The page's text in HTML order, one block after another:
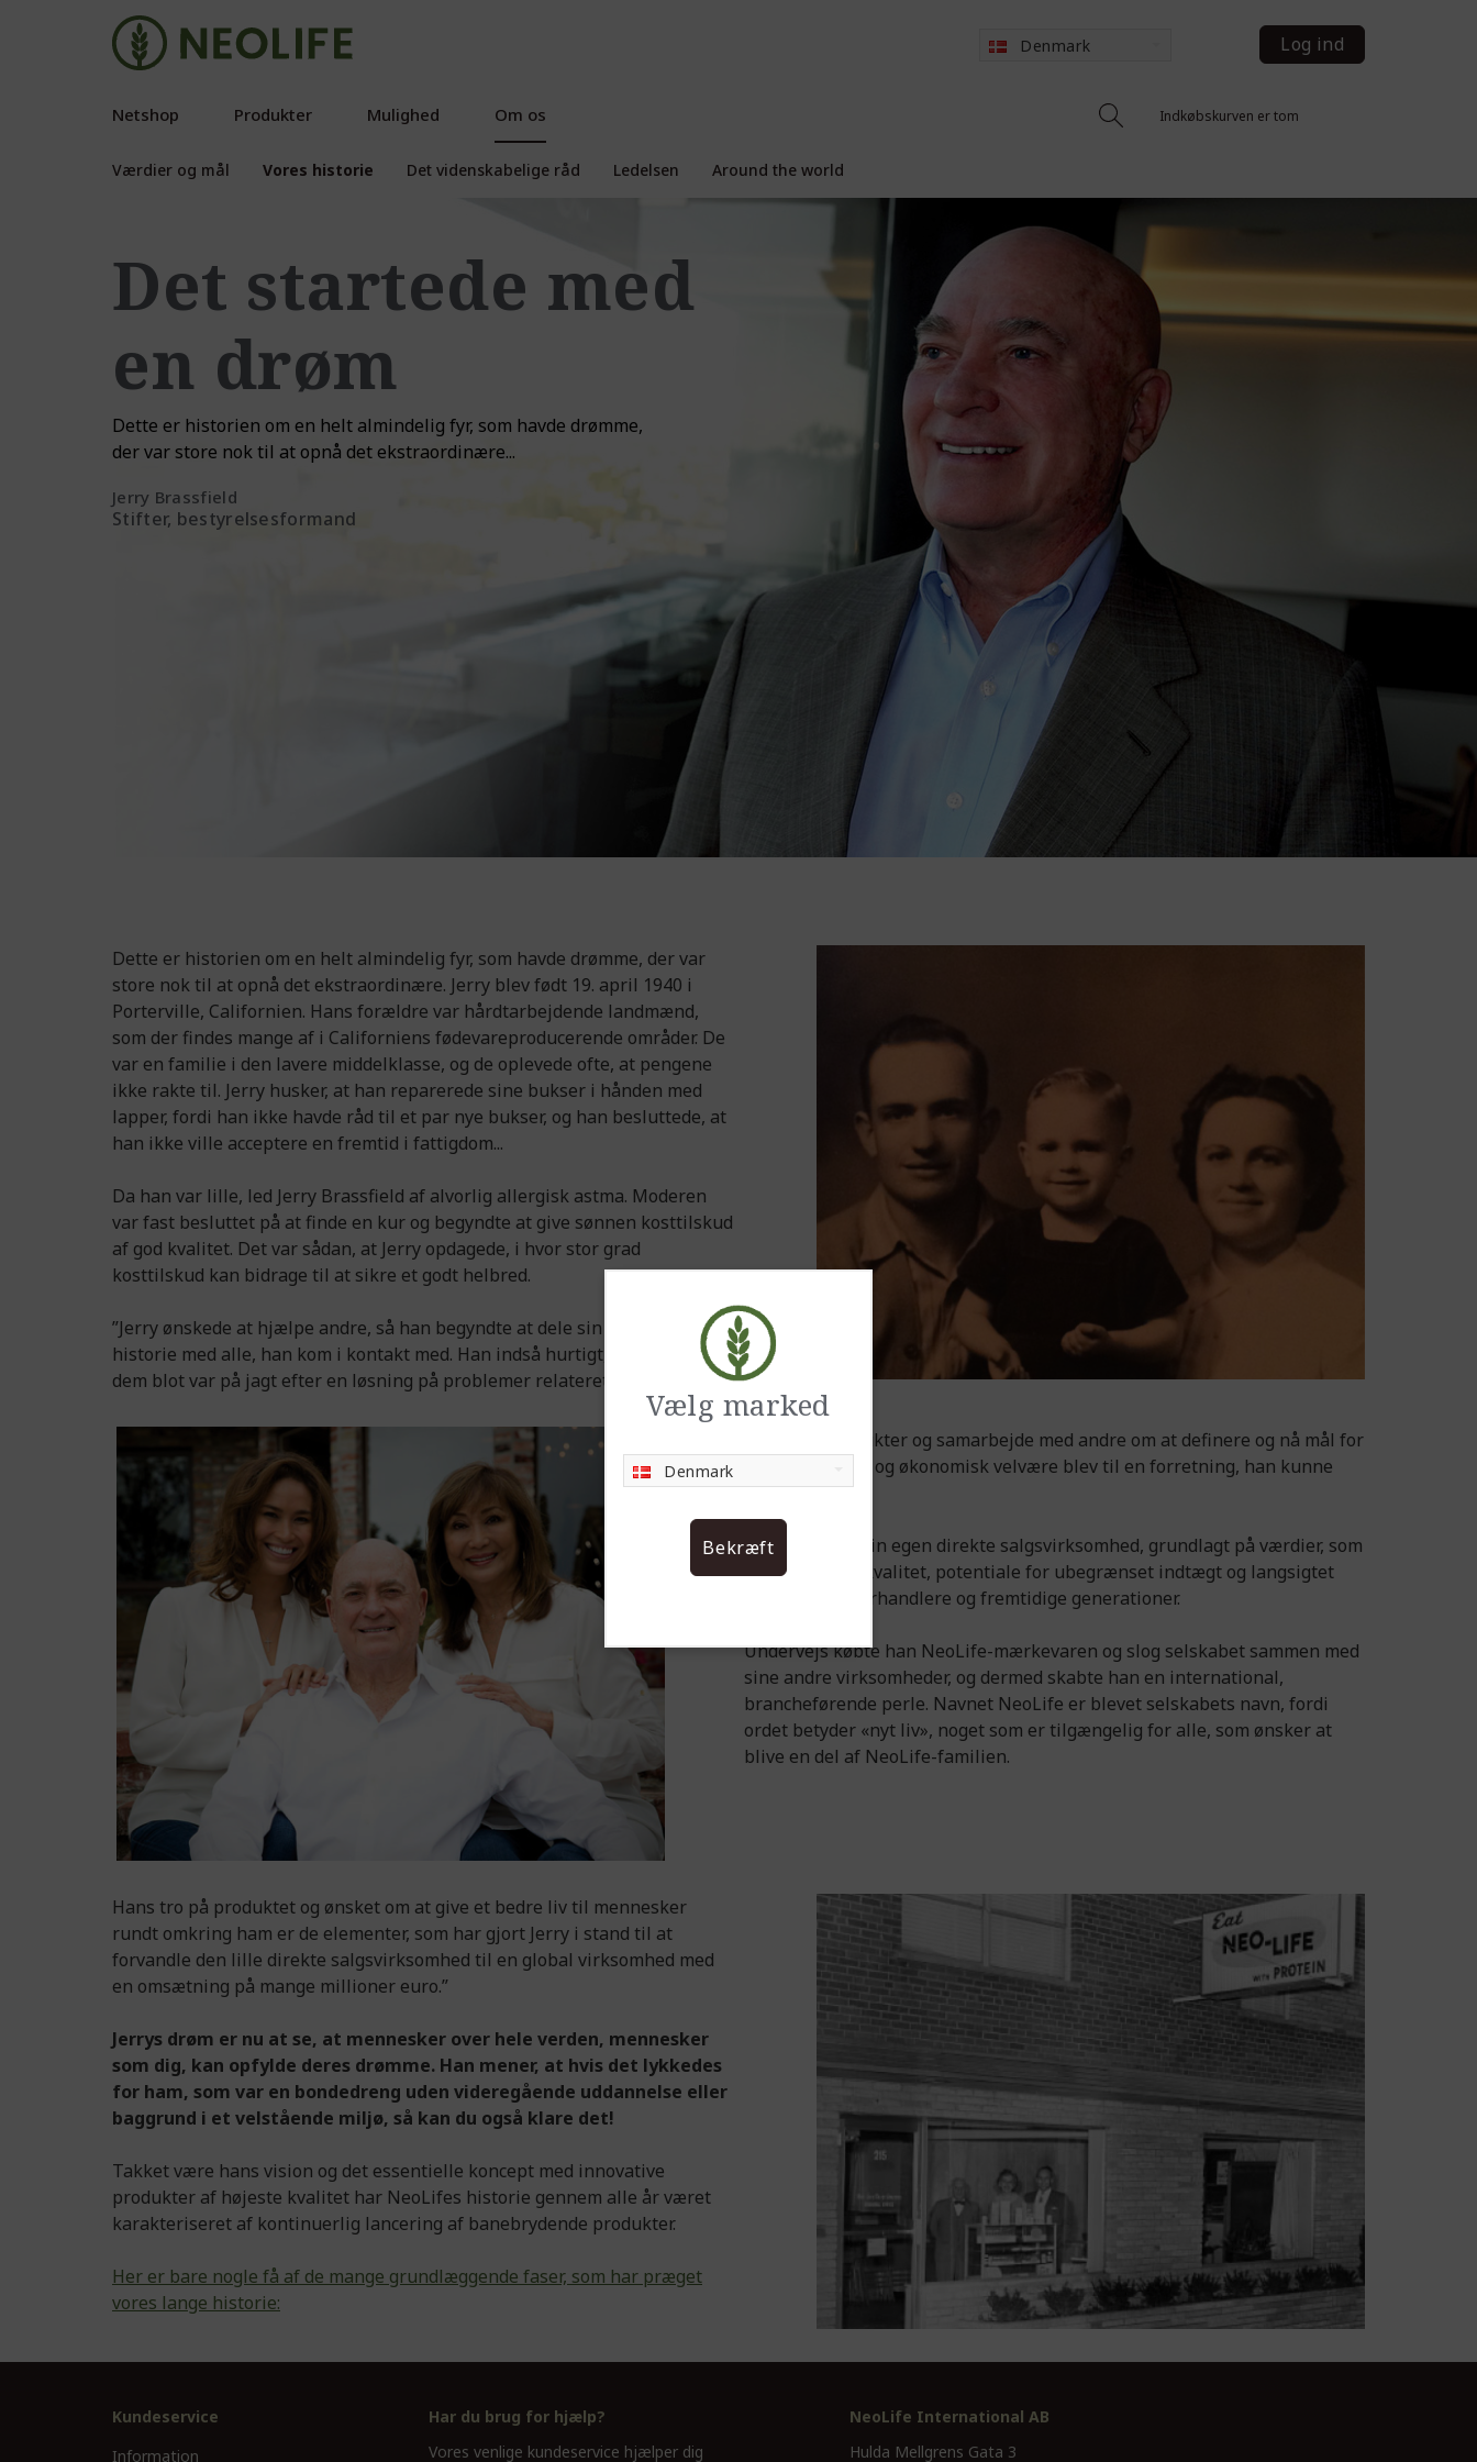
Denmark Log ind
Indkøbskurven er tom
Netshop Produkter Mulighed Om os
Værdier og mål Vores historie Det videnskabelige råd Ledelsen Around the world
Vælg marked
Denmark
Bekræft
Det startede med
en drøm
Dette er historien om en helt almindelig fyr, som havde drømme,
der var store nok til at opnå det ekstraordinære...
Jerry Brassfield
Stifter, bestyrelsesformand
Dette er historien om en helt almindelig fyr, som havde drømme, der var
store nok til at opnå det ekstraordinære. Jerry blev født 19. april 1940 i
Porterville, Californien. Hans forældre var hårdtarbejdende landmænd,
som der findes mange af i Californiens fødevareproducerende områder. De
var en familie i den lavere middelklasse, og de oplevede ofte, at pengene
ikke rakte til. Jerry husker, at han reparerede sine bukser i hånden med
lapper, fordi han ikke havde råd til et par nye bukser, og han besluttede, at
han ikke ville acceptere en fremtid i fattigdom...
Da han var lille, led Jerry Brassfield af alvorlig allergisk astma. Moderen
var fast besluttet på at finde en kur og begyndte at give sønnen kosttilskud
af god kvalitet. Det var sådan, at Jerry opdagede, i hvor stor grad
kosttilskud kan bidrage til at sikre et godt helbred.
”Jerry ønskede at hjælpe andre, så han begyndte at dele sin usædvanlige
historie med alle, han kom i kontakt med. Han indså hurtigt, at mange af
dem blot var på jagt efter en løsning på problemer relateret til føde.
Deling af produkter og samarbejde med andre om at definere og nå mål for
et godt helbred og økonomisk velvære blev til en forretning, han kunne
leve af.
Jerry startede sin egen direkte salgsvirksomhed, grundlagt på værdier, som
sikrer produktkvalitet, potentiale for ubegrænset indtægt og langsigtet
stabilitet for forhandlere og fremtidige generationer.
Undervejs købte han NeoLife-mærkevaren og slog selskabet sammen med
sine andre virksomheder, og dermed skabte han en international,
brancheførende perle. Navnet NeoLife er blevet selskabets navn, fordi
ordet betyder «nyt liv», noget som er tilgængelig for alle, som ønsker at
blive en del af NeoLife-familien.
Hans tro på produktet og ønsket om at give et bedre liv til mennesker
rundt omkring ham er de elementer, som har gjort Jerry i stand til at
forvandle den lille direkte salgsvirksomhed til en global virksomhed med
en omsætning på mange millioner euro.”
Jerrys drøm er nu at se, at mennesker over hele verden, mennesker
som dig, kan opfylde deres drømme. Han mener, at hvis det lykkedes
for ham, som var en bondedreng uden videregående uddannelse eller
baggrund i et velstående miljø, så kan du også klare det!
Takket være hans vision og det essentielle koncept med innovative
produkter af højeste kvalitet har NeoLifes historie gennem alle år været
karakteriseret af kontinuerlig lancering af banebrydende produkter.
Her er bare nogle få af de mange grundlæggende faser, som har præget
vores lange historie:
Kundeservice
Information
Har du brug for hjælp?
Vores venlige kundeservice hjælper dig
NeoLife International AB
Hulda Mellgrens Gata 3